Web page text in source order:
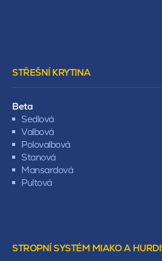
STŘEŠNÍ KRYTINA
Beta
Sedlová
Valbová
Polovalbová
Stanová
Mansardová
Pultová
STROPNÍ SYSTÉM MIAKO A